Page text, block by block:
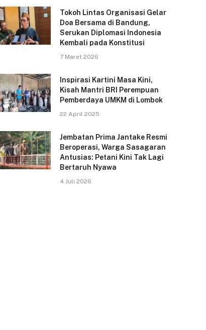
Tokoh Lintas Organisasi Gelar
Doa Bersama di Bandung,
Serukan Diplomasi Indonesia
Kembali pada Konstitusi
7 Maret 2026
Inspirasi Kartini Masa Kini,
Kisah Mantri BRI Perempuan
Pemberdaya UMKM di Lombok
22 April 2025
Jembatan Prima Jantake Resmi
Beroperasi, Warga Sasagaran
Antusias: Petani Kini Tak Lagi
Bertaruh Nyawa
4 Juli 2026